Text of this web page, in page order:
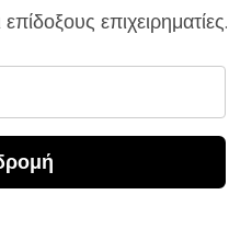
επιχειρηματίες.